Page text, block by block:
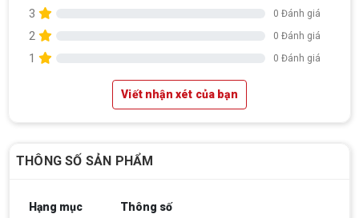
3 0 Đánh giá
2 0 Đánh giá
1 0 Đánh giá
Viết nhận xét của bạn
THÔNG SỐ SẢN PHẨM
Hạng mục Thông số